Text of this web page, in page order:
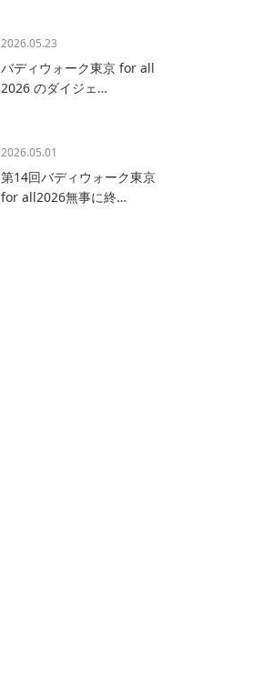
2026.05.23
バディウォーク東京 for all
2026 のダイジェ…
2026.05.01
第14回バディウォーク東京
for all2026無事に終…